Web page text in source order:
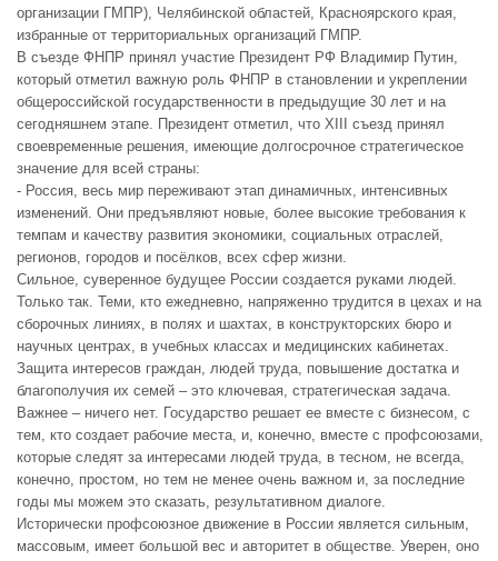
организации ГМПР), Челябинской областей, Красноярского края,
избранные от территориальных организаций ГМПР.
В съезде ФНПР принял участие Президент РФ Владимир Путин,
который отметил важную роль ФНПР в становлении и укреплении
общероссийской государственности в предыдущие 30 лет и на
сегодняшнем этапе. Президент отметил, что XIII съезд принял
своевременные решения, имеющие долгосрочное стратегическое
значение для всей страны:
- Россия, весь мир переживают этап динамичных, интенсивных
изменений. Они предъявляют новые, более высокие требования к
темпам и качеству развития экономики, социальных отраслей,
регионов, городов и посёлков, всех сфер жизни.
Сильное, суверенное будущее России создается руками людей.
Только так. Теми, кто ежедневно, напряженно трудится в цехах и на
сборочных линиях, в полях и шахтах, в конструкторских бюро и
научных центрах, в учебных классах и медицинских кабинетах.
Защита интересов граждан, людей труда, повышение достатка и
благополучия их семей – это ключевая, стратегическая задача.
Важнее – ничего нет. Государство решает ее вместе с бизнесом, с
тем, кто создает рабочие места, и, конечно, вместе с профсоюзами,
которые следят за интересами людей труда, в тесном, не всегда,
конечно, простом, но тем не менее очень важном и, за последние
годы мы можем это сказать, результативном диалоге.
Исторически профсоюзное движение в России является сильным,
массовым, имеет большой вес и авторитет в обществе. Уверен, оно